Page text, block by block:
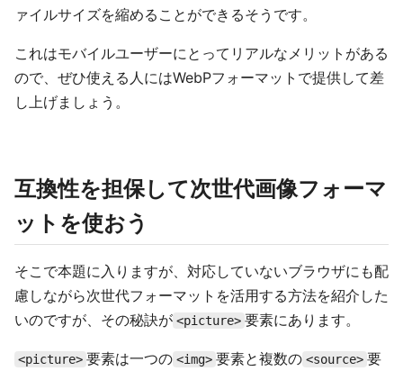
ァイルサイズを縮めることができるそうです。
これはモバイルユーザーにとってリアルなメリットがある
ので、ぜひ使える人にはWebPフォーマットで提供して差
し上げましょう。
互換性を担保して次世代画像フォーマ
ットを使おう
そこで本題に入りますが、対応していないブラウザにも配
慮しながら次世代フォーマットを活用する方法を紹介した
いのですが、その秘訣が <picture> 要素にあります。
<picture> 要素は一つの <img> 要素と複数の <source> 要